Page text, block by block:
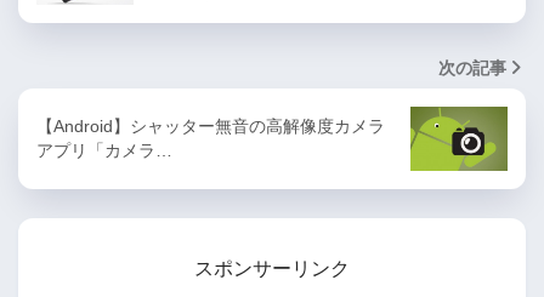
次の記事
【Android】シャッター無音の高解像度カメラ
アプリ「カメラ…
スポンサーリンク